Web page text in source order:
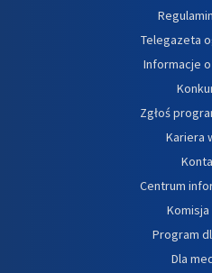
Telegazeta
Informacje
Zgłoś
Kariera
Centrum
Komisja
Program
Dla